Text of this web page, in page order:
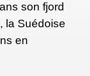
son fjord
la Suédoise
en